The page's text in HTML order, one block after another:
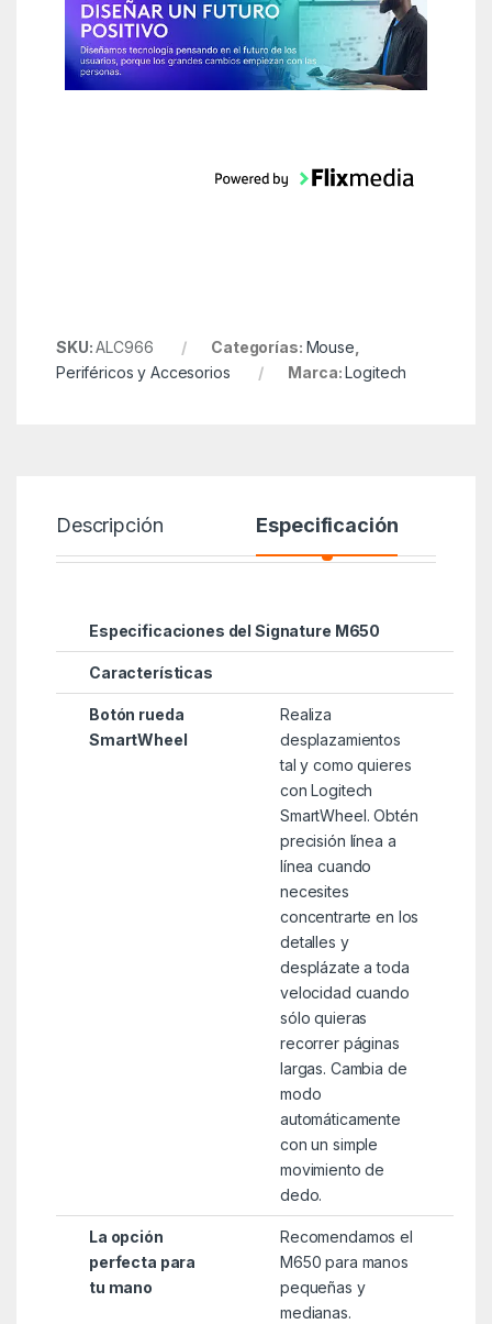
SKU:ALC966 Categorías: Mouse
Periféricos y Accesorios
Marca:Logitech
Descripción Especificación
Especificaciones del Signature M650
Características
Botón rueda
SmartWheel
Realiza
desplazamientos
tal y como quieres
con Logitech
SmartWheel. Obtén
precisión línea a
línea cuando
necesites
concentrarte en los
detalles y
desplázate a toda
velocidad cuando
sólo quieras
recorrer páginas
largas. Cambia de
modo
automáticamente
con un simple
movimiento de
dedo.
La opción
perfecta para
tu mano
Recomendamos el
M650 para manos
pequeñas y
medianas.